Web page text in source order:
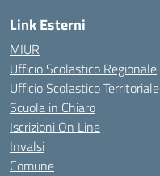
Link Esterni
MIUR
Ufficio Scolastico Regionale
Ufficio Scolastico Territoriale
Scuola in Chiaro
Iscrizioni On Line
Invalsi
Comune